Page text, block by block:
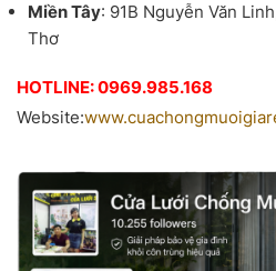
Miền Tây: 91B Nguyễn Văn
Thơ
HOTLINE: 0969.985.168
Website: